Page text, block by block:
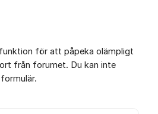
för att påpeka olämpligt
från forumet. Du kan inte